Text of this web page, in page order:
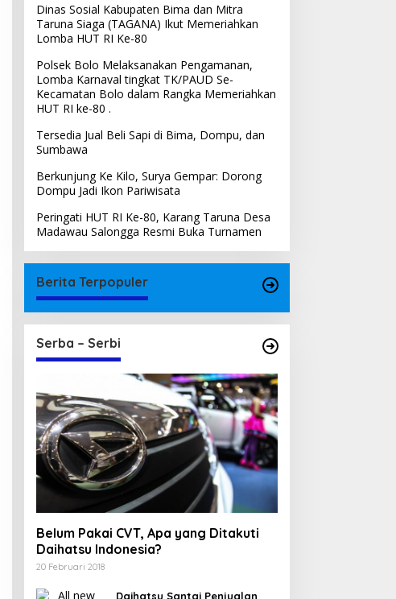
Dinas Sosial Kabupaten Bima dan Mitra
Taruna Siaga (TAGANA) Ikut Memeriahkan
Lomba HUT RI Ke-80
Polsek Bolo Melaksanakan Pengamanan,
Lomba Karnaval tingkat TK/PAUD Se-
Kecamatan Bolo dalam Rangka Memeriahkan
HUT RI ke-80 .
Tersedia Jual Beli Sapi di Bima, Dompu, dan
Sumbawa
Berkunjung Ke Kilo, Surya Gempar: Dorong
Dompu Jadi Ikon Pariwisata
Peringati HUT RI Ke-80, Karang Taruna Desa
Madawau Salongga Resmi Buka Turnamen
Berita Terpopuler
Serba – Serbi
Belum Pakai CVT, Apa yang Ditakuti
Daihatsu Indonesia?
20 Februari 2018
Daihatsu Santai Penjualan